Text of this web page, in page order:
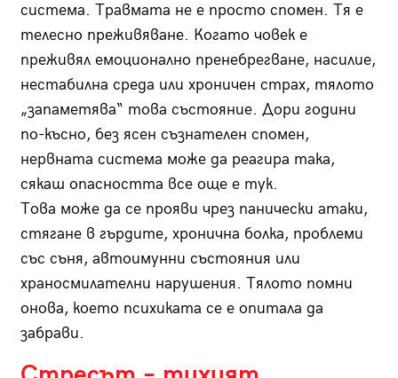
система. Травмата не е просто спомен. Тя е
телесно преживяване. Когато човек е
преживял емоционално пренебрегване, насилие,
нестабилна среда или хроничен страх, тялото
„запаметява“ това състояние. Дори години
по-късно, без ясен съзнателен спомен,
нервната система може да реагира така,
сякаш опасността все още е тук.
Това може да се прояви чрез панически атаки,
стягане в гърдите, хронична болка, проблеми
със съня, автоимунни състояния или
храносмилателни нарушения. Тялото помни
онова, което психиката се е опитала да
забрави.